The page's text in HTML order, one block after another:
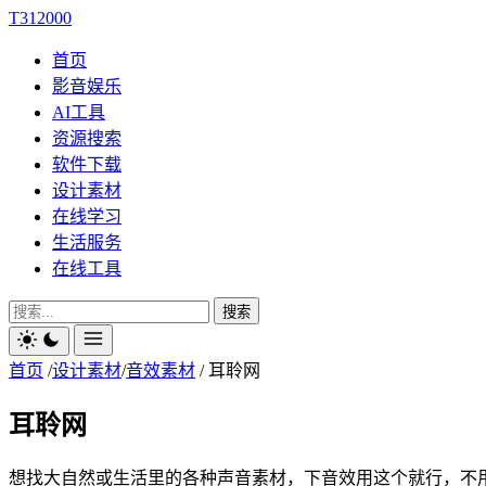
T312000
首页
影音娱乐
AI工具
资源搜索
软件下载
设计素材
在线学习
生活服务
在线工具
搜索
首页 /设计素材/音效素材 / 耳聆网
耳聆网
想找大自然或生活里的各种声音素材，下音效用这个就行，不